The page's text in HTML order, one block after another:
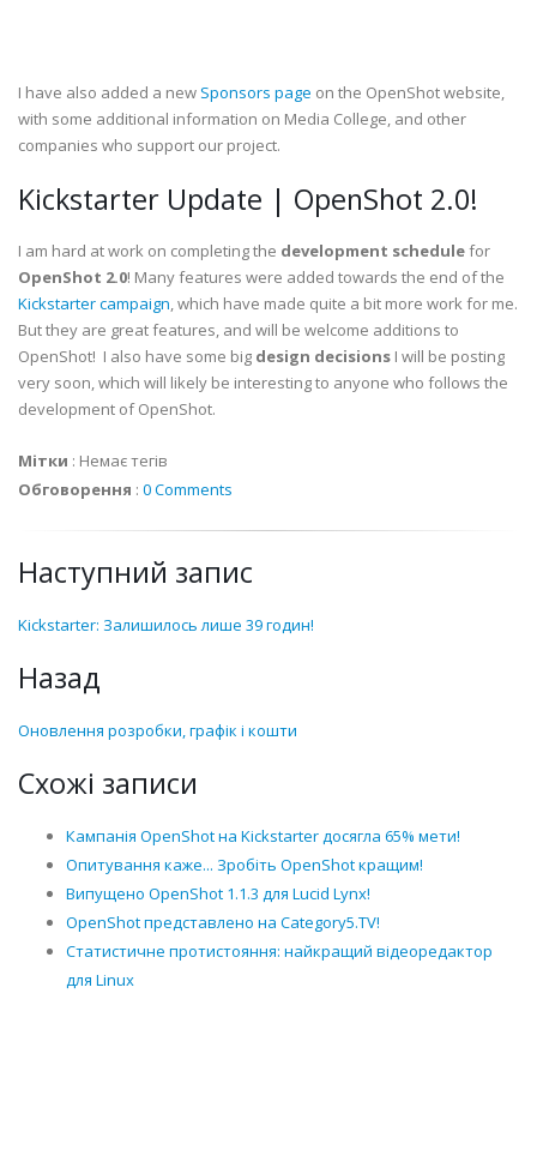
I have also added a new Sponsors page on the OpenShot website,
with some additional information on Media College, and other
companies who support our project.
Kickstarter Update | OpenShot 2.0!
I am hard at work on completing the development schedulefor
OpenShot 2.0! Many features were added towards the end of the
Kickstarter campaign, which have made quite a bit more work for me.
But they are great features, and will be welcome additions to
OpenShot! I also have some big design decisions I will be posting
very soon, which will likely be interesting to anyone who follows the
development of OpenShot.
Мітки : Немає тегів
Обговорення : 0 Comments
Наступний запис
Kickstarter: Залишилось лише 39 годин!
Назад
Оновлення розробки, графік і кошти
Схожі записи
Кампанія OpenShot на Kickstarter досягла 65% мети!
Опитування каже... Зробіть OpenShot кращим!
Випущено OpenShot 1.1.3 для Lucid Lynx!
OpenShot представлено на Category5.TV!
Статистичне протистояння: найкращий відеоредактор
для Linux